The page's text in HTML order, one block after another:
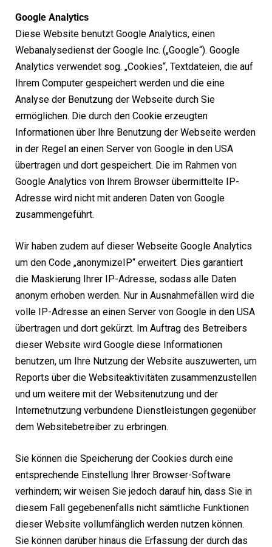
Google Analytics
Diese Website benutzt Google Analytics, einen
Webanalysedienst der Google Inc. („Google“). Google
Analytics verwendet sog. „Cookies“, Textdateien, die auf
Ihrem Computer gespeichert werden und die eine
Analyse der Benutzung der Webseite durch Sie
ermöglichen. Die durch den Cookie erzeugten
Informationen über Ihre Benutzung der Webseite werden
in der Regel an einen Server von Google in den USA
übertragen und dort gespeichert. Die im Rahmen von
Google Analytics von Ihrem Browser übermittelte IP-
Adresse wird nicht mit anderen Daten von Google
zusammengeführt.
Wir haben zudem auf dieser Webseite Google Analytics
um den Code „anonymizeIP“ erweitert. Dies garantiert
die Maskierung Ihrer IP-Adresse, sodass alle Daten
anonym erhoben werden. Nur in Ausnahmefällen wird die
volle IP-Adresse an einen Server von Google in den USA
übertragen und dort gekürzt. Im Auftrag des Betreibers
dieser Website wird Google diese Informationen
benutzen, um Ihre Nutzung der Website auszuwerten, um
Reports über die Websiteaktivitäten zusammenzustellen
und um weitere mit der Websitenutzung und der
Internetnutzung verbundene Dienstleistungen gegenüber
dem Websitebetreiber zu erbringen.
Sie können die Speicherung der Cookies durch eine
entsprechende Einstellung Ihrer Browser-Software
verhindern; wir weisen Sie jedoch darauf hin, dass Sie in
diesem Fall gegebenenfalls nicht sämtliche Funktionen
dieser Website vollumfänglich werden nutzen können.
Sie können darüber hinaus die Erfassung der durch das